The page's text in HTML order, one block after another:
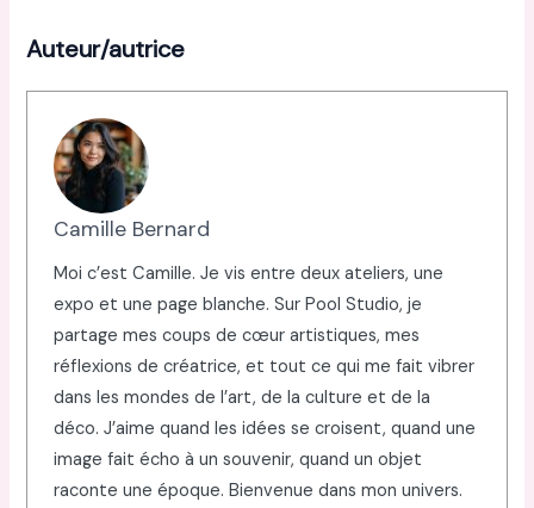
Auteur/autrice
Camille Bernard
Moi c’est Camille. Je vis entre deux ateliers, une
expo et une page blanche. Sur Pool Studio, je
partage mes coups de cœur artistiques, mes
réflexions de créatrice, et tout ce qui me fait vibrer
dans les mondes de l’art, de la culture et de la
déco. J’aime quand les idées se croisent, quand une
image fait écho à un souvenir, quand un objet
raconte une époque. Bienvenue dans mon univers.